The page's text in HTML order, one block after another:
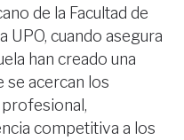
de la Facultad de
UPO, cuando asegura
han creado una
se acercan los
competitiva a los